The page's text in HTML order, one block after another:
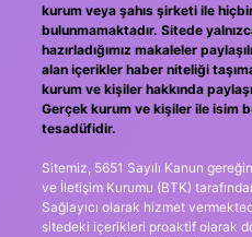
kurum veya şahıs şirketi ile
bulunmamaktadır. Sitede
hazırladığımız makaleler
alan içerikler haber niteliği
kurum ve kişiler hakkında
Gerçek kurum ve kişiler ile isim
tesadüfidir.
Sitemiz, 5651 Sayılı Kanun
ve İletişim Kurumu (BTK)
Sağlayıcı olarak hizmet
sitedeki içerikleri proaktif olarak